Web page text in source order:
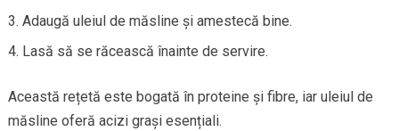
Adaugă uleiul de măsline și amestecă bine.
Lasă să se răcească înainte de servire.
Această rețetă este bogată în proteine și fibre, iar uleiul de
măsline oferă acizi grași esențiali.